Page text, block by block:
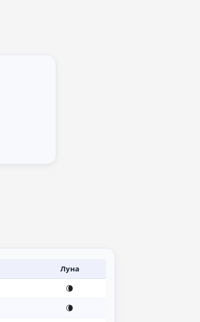
Луна
🌘
🌘